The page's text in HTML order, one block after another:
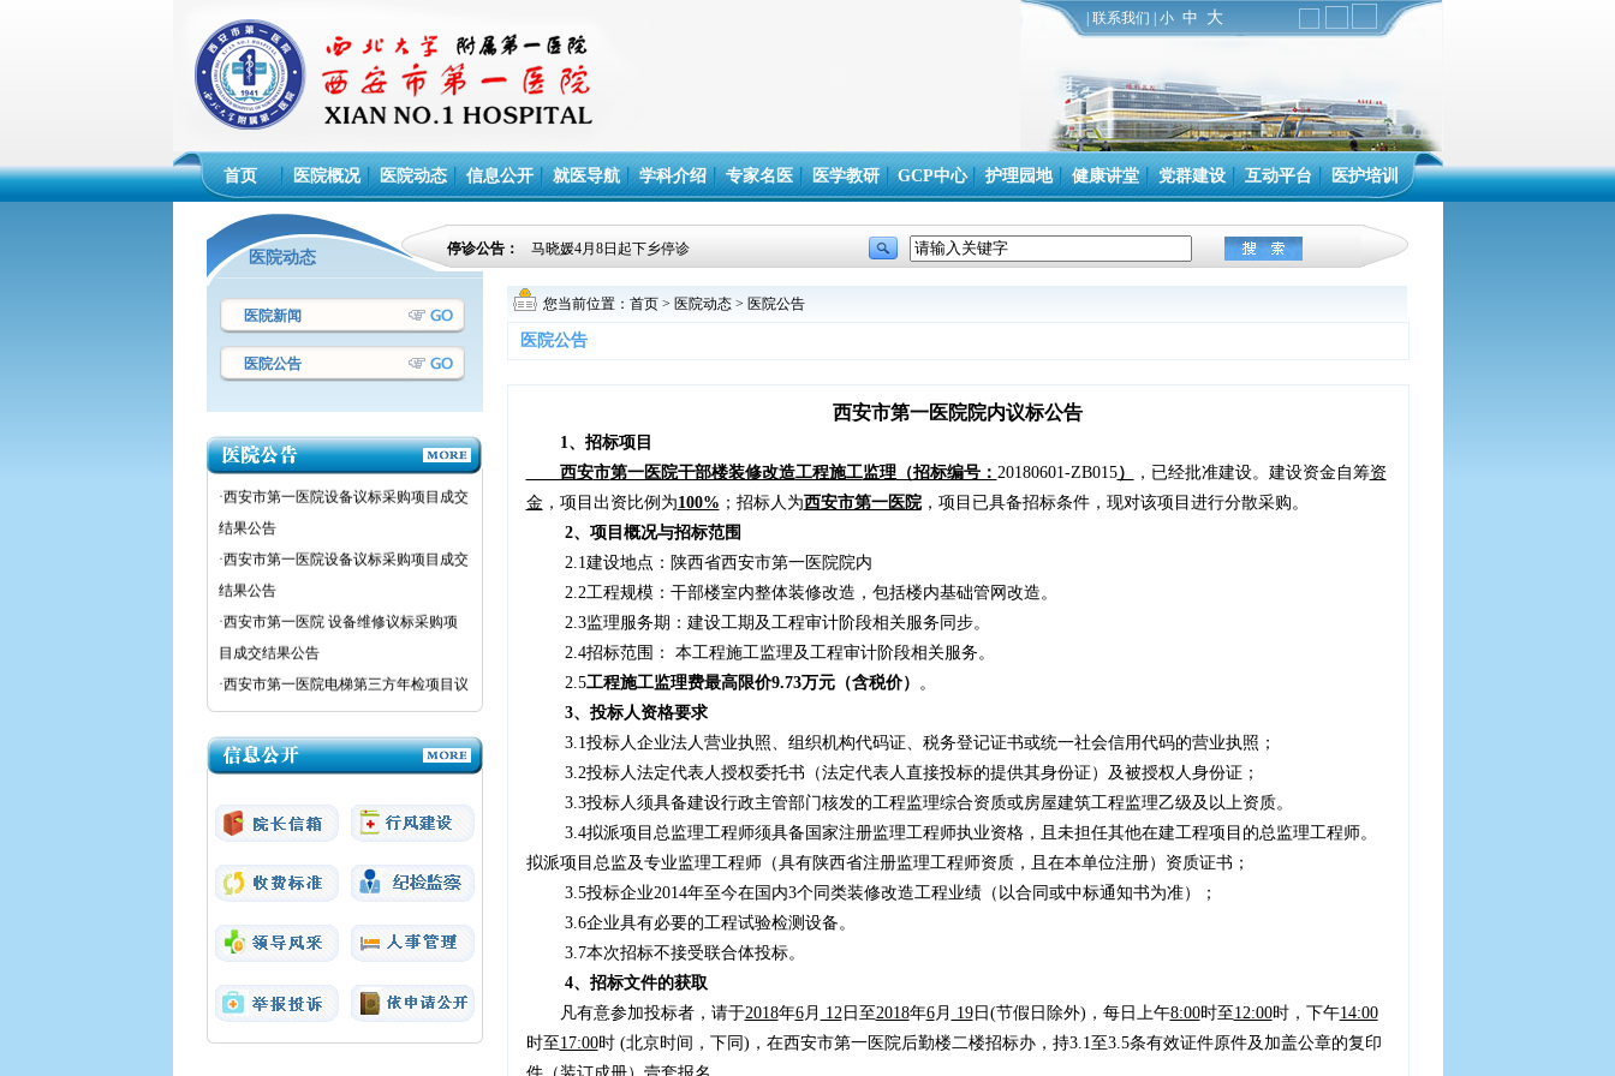
联系我们 小 中 大
首页 医院概况 医院动态 信息公开 就医导航 学科介绍 专家名医 医学教研 GCP中心 护理园地 健康讲堂 党群建设 互动平台 医护培训
医院动态 停诊公告： 马晓媛4月8日起下乡停诊
医院新闻
医院公告
·西安市第一医院眼视光门诊(王子大厦
三楼)加装污水消毒处理设备项目议标公
·西安市第一医院医疗设备议标公告
产审核（二次）采购项目成交结果公告
您当前位置： 首页> 医院动态> 医院公告
医院公告
西安市第一医院院内议标公告
1、招标项目
西安市第一医院干部楼装修改造工程施工监理（招标编号： 20180601-ZB015） ，已经批准建设。建设资金自筹资
金 ，项目出资比例为100% ；招标人为西安市第一医院，项目已具备招标条件，现对该项目进行分散采购。
2、项目概况与招标范围
2.1建设地点：陕西省西安市第一医院院内
2.2工程规模：干部楼室内整体装修改造，包括楼内基础管网改造。
2.3监理服务期：建设工期及工程审计阶段相关服务同步。
2.4招标范围： 本工程施工监理及工程审计阶段相关服务。
2.5工程施工监理费最高限价9.73万元（含税价） 。
3、投标人资格要求
3.1投标人企业法人营业执照、组织机构代码证、税务登记证书或统一社会信用代码的营业执照；
3.2投标人法定代表人授权委托书（法定代表人直接投标的提供其身份证）及被授权人身份证；
3.3投标人须具备建设行政主管部门核发的工程监理综合资质或房屋建筑工程监理乙级及以上资质。
3.4拟派项目总监理工程师须具备国家注册监理工程师执业资格，且未担任其他在建工程项目的总监理工程师。
拟派项目总监及专业监理工程师（具有陕西省注册监理工程师资质，且在本单位注册）资质证书；
3.5投标企业2014年至今在国内3个同类装修改造工程业绩（以合同或中标通知书为准）；
3.6企业具有必要的工程试验检测设备。
3.7本次招标不接受联合体投标。
4、招标文件的获取
凡有意参加投标者，请于2018年6月 12日至2018年6月 19日(节假日除外)，每日上午8:00时至 12:00时，下午14:00
时至 17:00时 (北京时间，下同)，在西安市第一医院后勤楼二楼招标办，持3.1至3.5条有效证件原件及加盖公章的复印